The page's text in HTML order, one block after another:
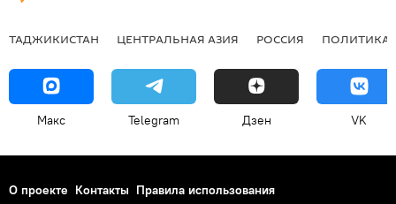
ТАДЖИКИСТАН ЦЕНТРАЛЬНАЯ АЗИЯ РОССИЯ ПОЛИТИКА
Макс Telegram Дзен VK
О проекте Контакты Правила использования